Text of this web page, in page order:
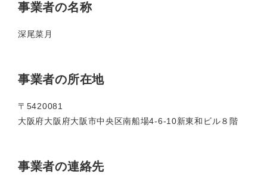
事業者の名称
深尾菜月
事業者の所在地
〒5420081
大阪府大阪府大阪市中央区南船場4-6-10新東和ビル８階
事業者の連絡先